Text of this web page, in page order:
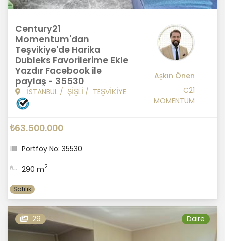
Century21
Momentum'dan
Teşvikiye'de Harika
Dubleks Favorilerime Ekle
Yazdır Facebook ile
paylaş - 35530
İSTANBUL / ŞİŞLİ / TEŞVİKİYE
Aşkın Önen
C21
MOMENTUM
₺63.500.000
Portföy No: 35530
290 m2
Satılık
29 Daire